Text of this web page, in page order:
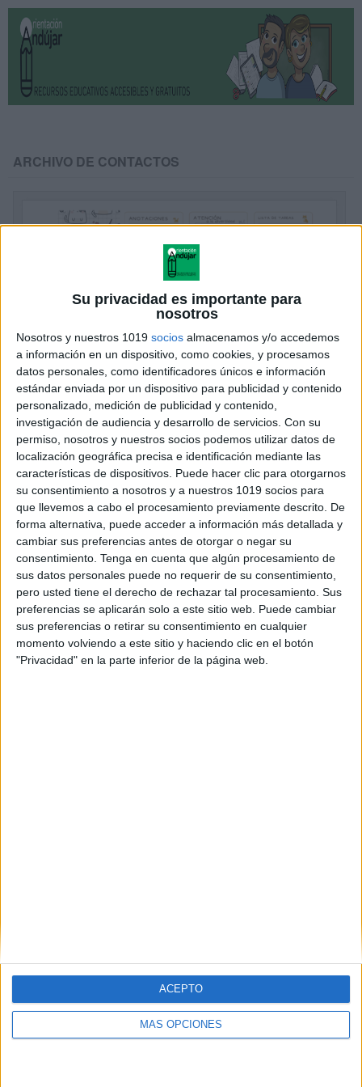
Su privacidad es importante para
nosotros
Nosotros y nuestros 1019 socios almacenamos y/o accedemos
a información en un dispositivo, como cookies, y procesamos
datos personales, como identificadores únicos e información
estándar enviada por un dispositivo para publicidad y contenido
personalizado, medición de publicidad y contenido,
investigación de audiencia y desarrollo de servicios. Con su
permiso, nosotros y nuestros socios podemos utilizar datos de
localización geográfica precisa e identificación mediante las
características de dispositivos. Puede hacer clic para otorgarnos
su consentimiento a nosotros y a nuestros 1019 socios para
que llevemos a cabo el procesamiento previamente descrito. De
forma alternativa, puede acceder a información más detallada y
cambiar sus preferencias antes de otorgar o negar su
consentimiento. Tenga en cuenta que algún procesamiento de
sus datos personales puede no requerir de su consentimiento,
pero usted tiene el derecho de rechazar tal procesamiento. Sus
preferencias se aplicarán solo a este sitio web. Puede cambiar
sus preferencias o retirar su consentimiento en cualquier
momento volviendo a este sitio y haciendo clic en el botón
"Privacidad" en la parte inferior de la página web.
MÁS OPCIONES
ACEPTO
ARCHIVO DE CONTACTOS
CUADERNO DOCENTE curso 2026-2027
Publicado el 1 julio, 2026
🗓️💙 Cuaderno docente 2026-2027 Organización,
planificación y calma para todo el curso escolar El
Cuaderno docente 2026-2027 de
@primersaprenentatges es una herramienta pensada
para acompañar a los maestros y maestras […]
SEGUIR LEYENDO
Suscribir